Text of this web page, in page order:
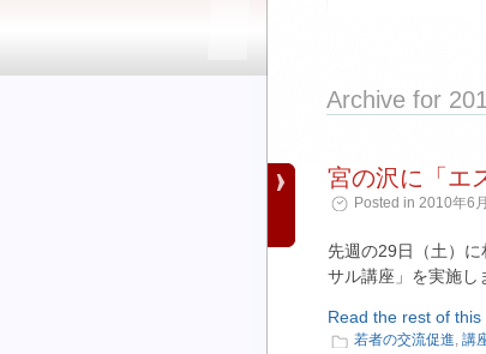
Archive for
宮の沢に「エ
Posted in 2010年6
先週の29日（土）
サル講座」を実施
Read the rest of this
若者の交流促進, 講